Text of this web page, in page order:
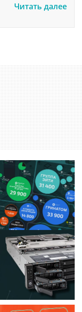
Читать далее